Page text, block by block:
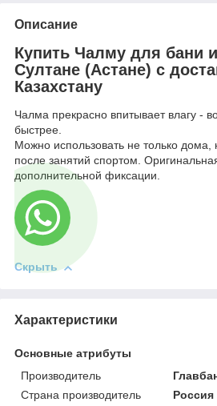
Описание
Купить Чалму для бани
Султане (Астане) с
Казахстану
Чалма прекрасно впитывает влагу -
быстрее.
Можно использовать не только дома,
после занятий спортом.
дополнительной фиксации.
Скрыть
Характеристики
Основные атрибуты
Производитель
Страна производитель
Россия